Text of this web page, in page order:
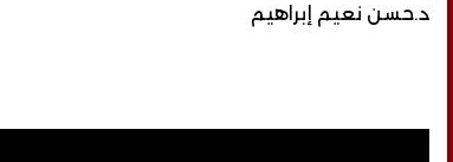
د.حسن نعيم إبراهيم